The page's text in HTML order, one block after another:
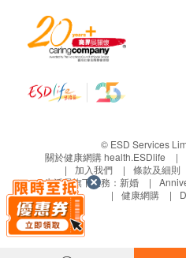
© ESD Services
關於健康網購 health.ESDlife
加入我們
條款及細則
生活易旗下業務： 新婚
健康網購